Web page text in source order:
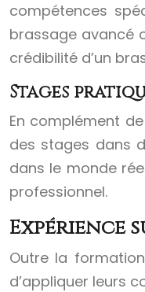
compétences
brassage avancé
crédibilité d’un
Stages
En complément
des stages dans
dans le monde
professionnel.
Expérience
Outre la
d’appliquer leurs